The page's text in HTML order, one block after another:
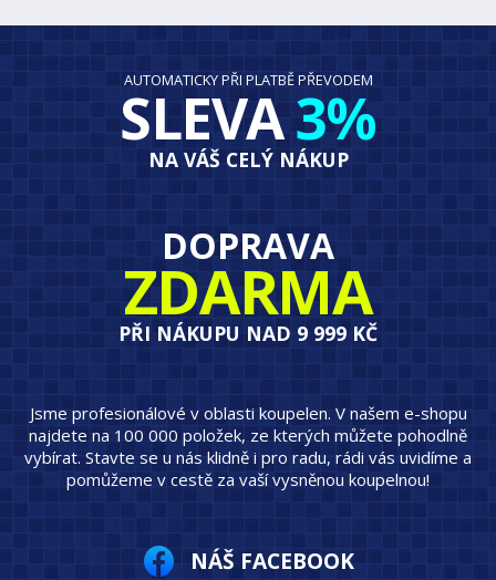
AUTOMATICKY PŘI PLATBĚ PŘEVODEM
SLEVA3%
NA VÁŠ CELÝ NÁKUP
DOPRAVA
ZDARMA
PŘI NÁKUPU NAD 9 999 KČ
Jsme profesionálové v oblasti koupelen. V našem e-shopu
najdete na 100 000 položek, ze kterých můžete pohodlně
vybírat. Stavte se u nás klidně i pro radu, rádi vás uvidíme a
pomůžeme v cestě za vaší vysněnou koupelnou!
NÁŠ FACEBOOK